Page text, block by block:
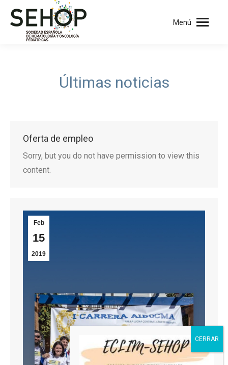
Menú
Últimas noticias
Oferta de empleo
Sorry, but you do not have permission to view this
content.
Feb
15
2019